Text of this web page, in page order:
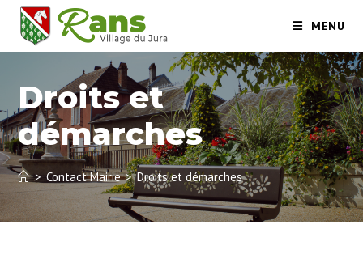
MENU
Droits et
démarches
> Contact Mairie > Droits et démarches